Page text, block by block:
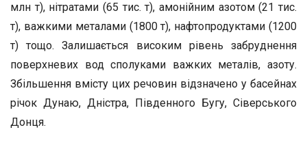
млн т), нітратами (65 тис. т), амонійним азотом (21 тис.
т), важкими металами (1800 т), нафтопродуктами (1200
т) тощо. Залишається високим рівень забруднення
поверхневих вод сполуками важких металів, азоту.
Збільшення вмісту цих речовин відзначено у басейнах
річок Дунаю, Дністра, Південного Бугу, Сіверського
Донця.